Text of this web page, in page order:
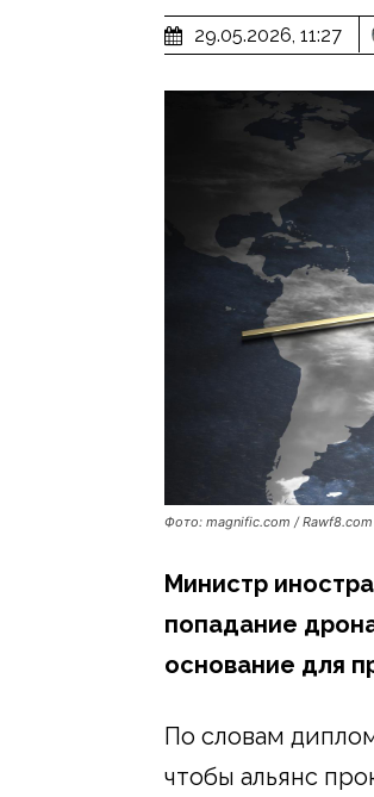
29.05.2026, 11:27
Фото: magnific.com / Rawf8.com
Министр
попадание
основание для
По словам
чтобы альянс